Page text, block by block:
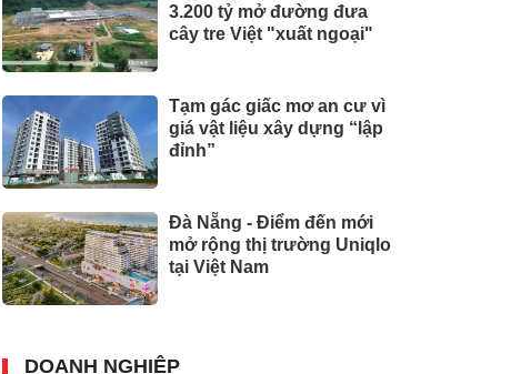
3.200 tỷ mở đường đưa
cây tre Việt "xuất ngoại"
Tạm gác giấc mơ an cư vì
giá vật liệu xây dựng “lập
đỉnh”
Đà Nẵng - Điểm đến mới
mở rộng thị trường Uniqlo
tại Việt Nam
DOANH NGHIỆP